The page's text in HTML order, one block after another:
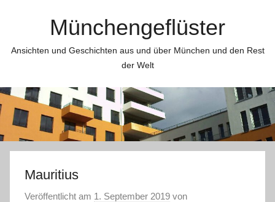
Münchengeflüster
Ansichten und Geschichten aus und über München und den Rest
der Welt
Mauritius
Veröffentlicht am 1. September 2019 von